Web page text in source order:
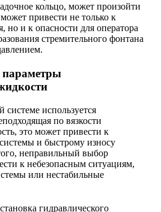
кольцо, может произойти
привести не только к
но и к опасности для оператора
стремительного фонтана
системе используется
по вязкости
это может привести к
и быстрому износу
неправильный выбор
к небезопасным ситуациям,
или нестабильные
гидравлического